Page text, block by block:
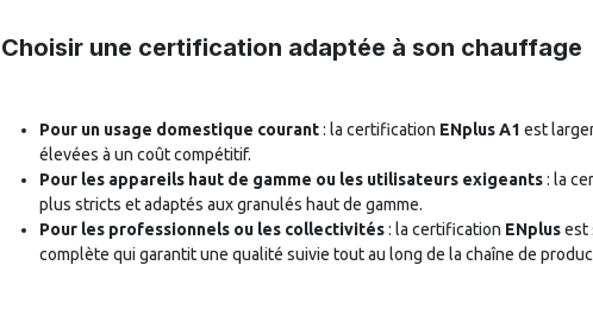
Choisir une certification adaptée à son chauffage
Pour un usage domestique courant: la certification ENplus A1 est
élevées à un coût compétitif.
Pour les appareils haut de gamme ou les utilisateurs exigeants: la
plus stricts et adaptés aux granulés haut de gamme.
Pour les professionnels ou les collectivités: la certification ENplusest
complète qui garantit une qualité suivie tout au long de la chaîne de